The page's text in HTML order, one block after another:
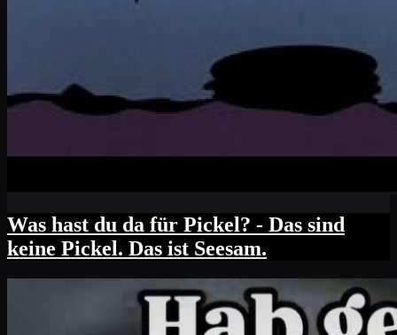
Was hast du da für Pickel? - Das sind
keine Pickel. Das ist Seesam.